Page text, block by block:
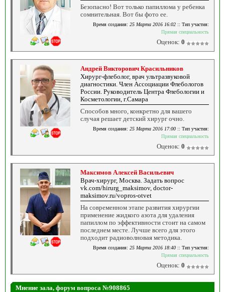
Безопасно! Вот только папиллома у ребенка
сомнительная. Вот бы фото ее.
Время создания: 25 Марта 2016 16:02 :: Тип участия:
Прямая специальность
Оценок: 0
Андрей Викторович Красильников
Хирург-флеболог, врач ультразвуковой
диагностики. Член Ассоциации Флебологов
России. Руководитель Центра Флебологии и
Косметологии, г.Самара
Способов много, конкретно для вашего
случая решает детский хирург очно.
Время создания: 25 Марта 2016 17:00 :: Тип участия:
Прямая специальность
Оценок: 0
Максимов Алексей Васильевич
Врач-хирург, Москва. Задать вопрос
vk.com/hirurg_maksimov, doctor-
maksimov.ru/vopros-otvet
На современном этапе развития хирургии
применение жидкого азота для удаления
папиллом по эффективности стоит на самом
последнем месте. Лучше всего для этого
подходит радиоволновая методика.
Время создания: 25 Марта 2016 18:40 :: Тип участия:
Прямая специальность
Оценок: 0
Мнение зала, форум вопроса №908865